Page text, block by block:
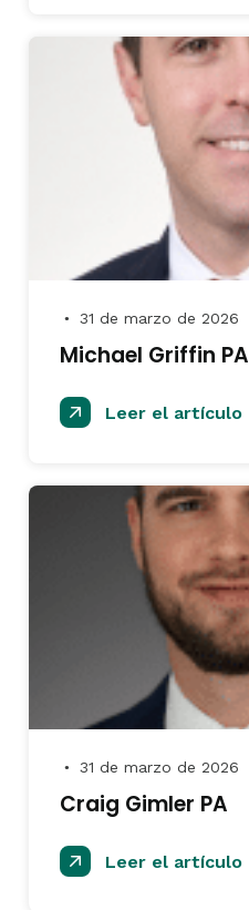
● 31 de marzo de 2026
Michael Griffin PA
Leer el artículo
● 31 de marzo de 2026
Craig Gimler PA
Leer el artículo